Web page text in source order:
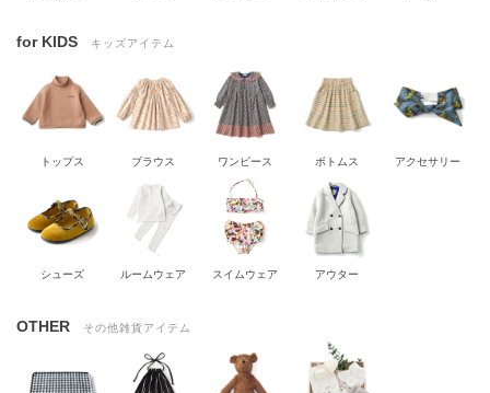
for KIDS キッズアイテム
トップス ブラウス ワンピース ボトムス アクセサリー
シューズ ルームウェア スイムウェア アウター
OTHER その他雑貨アイテム